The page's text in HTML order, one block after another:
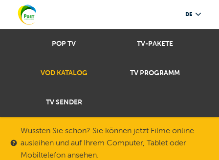
DE
POP TV TV-PAKETE
VOD KATALOG TV PROGRAMM
TV SENDER
Wussten Sie schon? Sie können jetzt Filme online
ausleihen und auf Ihrem Computer, Tablet oder
Mobiltelefon ansehen.